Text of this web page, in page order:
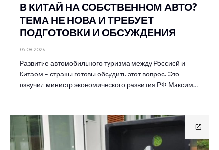
В КИТАЙ НА СОБСТВЕННОМ АВТО?
ТЕМА НЕ НОВА И ТРЕБУЕТ
ПОДГОТОВКИ И ОБСУЖДЕНИЯ
05.08.2026
Развитие автомобильного туризма между Россией и
Китаем – страны готовы обсудить этот вопрос. Это
озвучил министр экономического развития РФ Максим…